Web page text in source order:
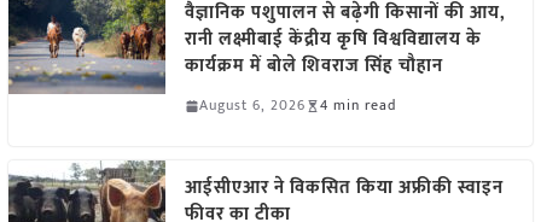
वैज्ञानिक पशुपालन से बढ़ेगी किसानों की आय,
रानी लक्ष्मीबाई केंद्रीय कृषि विश्वविद्यालय के
कार्यक्रम में बोले शिवराज सिंह चौहान
August 6, 2026 4 min read
आईसीएआर ने विकसित किया अफ्रीकी स्वाइन
फीवर का टीका